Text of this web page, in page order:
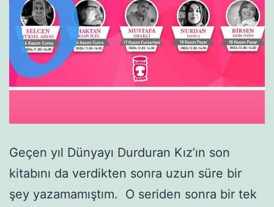
Geçen yıl Dünyayı Durduran Kız’ın son
kitabını da verdikten sonra uzun süre bir
şey yazamamıştım. O seriden sonra bir tek